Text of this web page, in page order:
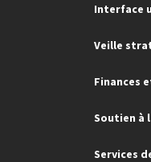
Interface
Veille
Finances
Soutien à
Services